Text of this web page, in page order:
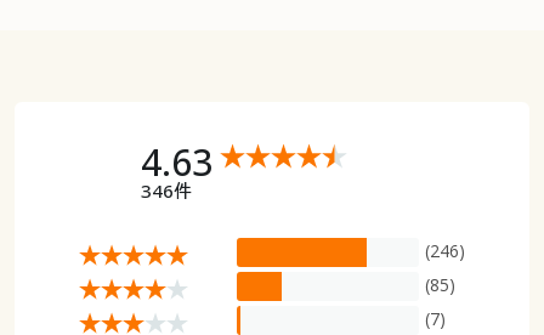
4.63
346件
(246)
(85)
(7)